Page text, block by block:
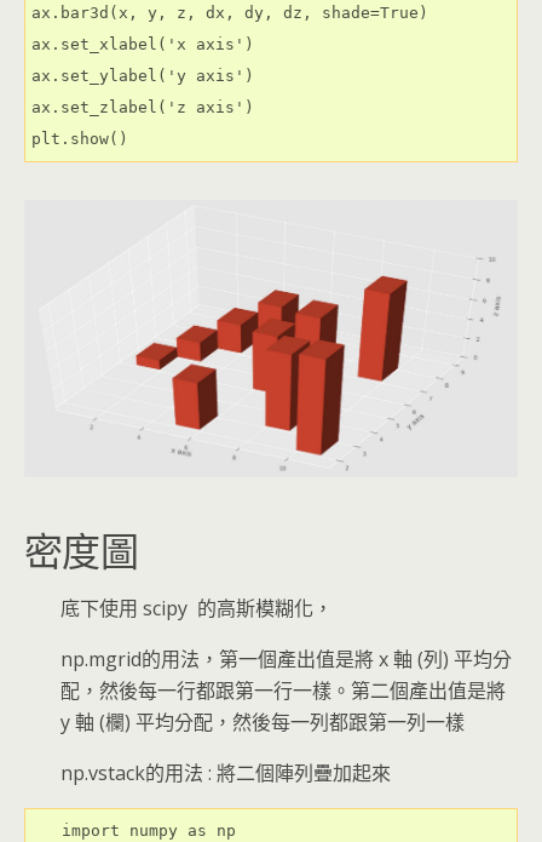
ax.bar3d(x, y, z, dx, dy, dz, shade=True)
ax.set_xlabel('x axis')
ax.set_ylabel('y axis')
ax.set_zlabel('z axis')
密度圖
底下使用 scipy 的高斯模糊化，
np.mgrid的用法，第一個產出值是將 x 軸 (列) 平均分
配，然後每一行都跟第一行一樣。第二個產出值是將
y 軸 (欄) 平均分配，然後每一列都跟第一列一樣
np.vstack的用法 : 將二個陣列疊加起來
import numpy as np